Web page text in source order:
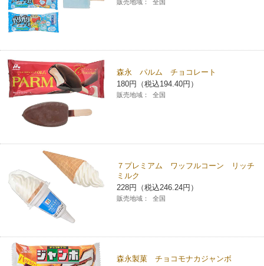
販売地域： 全国
森永 パルム チョコレート
180円（税込194.40円）
販売地域： 全国
７プレミアム ワッフルコーン リッチ
ミルク
228円（税込246.24円）
販売地域： 全国
森永製菓 チョコモナカジャンボ